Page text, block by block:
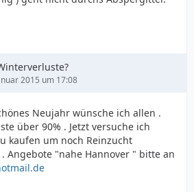
2015 um 17:08
Neujahr wünsche ich allen .
über 90% . Jetzt versuche ich
kaufen um noch Reinzucht
Angebote "nahe Hannover " bitte an